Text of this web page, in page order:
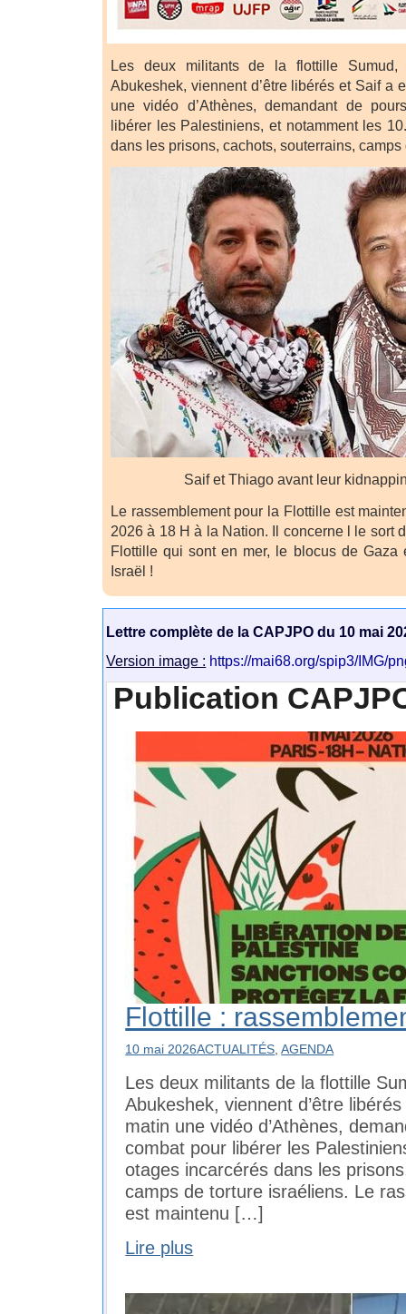
Les deux militants de la flottille
Abukeshek, viennent d’être libérés et Saif a
une vidéo d’Athènes, demandant de
libérer les Palestiniens, et notamment les
dans les prisons, cachots, souterrains,
Saif et Thiago avant leur
Le rassemblement pour la Flottille est
2026 à 18 H à la Nation. Il concerne l le sort
Flottille qui sont en mer, le blocus de Gaza
Israël !
Lettre complète de la CAPJPO du 10 mai
Version image : https://mai68.org/spip3/IMG/
Publication
Flottille :
10 mai 2026ACTUALITÉS,AGENDA
Les deux militants de la flottille
Abukeshek, viennent d’être
matin une vidéo d’Athènes,
combat pour libérer les
otages incarcérés dans les
camps de torture israéliens. Le
est maintenu […]
Lire plus